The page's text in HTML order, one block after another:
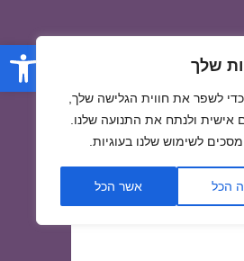
פתח שלך
אנו משתמשים בקובצי Cookie כדי לשפר את חווית הגלישה שלך,
אישית ולנתח את התנועה שלנו.
לשימוש שלנו בעוגיות.
הכל אשר הכל